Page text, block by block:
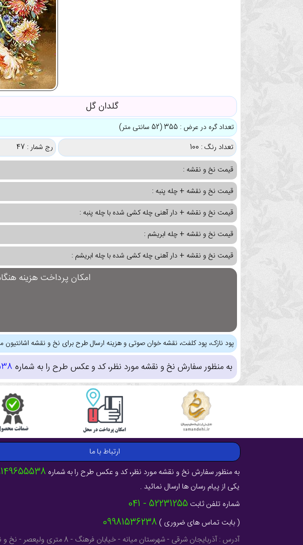
گلدان گل
تعداد گره در عرض : 355 (52 سانتی متر)
تعداد رنگ : 100
رج شمار : 47
قیمت نخ و نقشه :
قیمت نخ و نقشه + چله پنبه :
قیمت نخ و نقشه + دار آهنی چله کشی شده با چله پنبه :
قیمت نخ و نقشه + چله ابریشم :
قیمت نخ و نقشه + دار آهنی چله کشی شده با چله ابریشم :
امکان پرداخت هزینه
پود نازک، پود کلفت، نقشه خوان صوتی و هزینه ارسال طرح برای نخ و نقشه اشانتیون
به منظور سفارش نخ و نقشه مورد نظر، کد و عکس طرح را به شماره
ارتباط با ما
به منظور سفارش نخ و نقشه مورد نظر، کد و عکس طرح را به شماره
یکی از پیام رسان ها ارسال نمائید .
شماره تلفن ثابت 52231255 - 041
( بابت تماس های ضروری ) 09981536238
آدرس : آذربایجان شرقی - شهرستان میانه - خیابان فرهنگ - 8 متری